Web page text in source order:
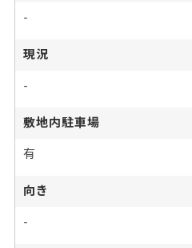
-
現況
-
敷地内駐車場
有
向き
-